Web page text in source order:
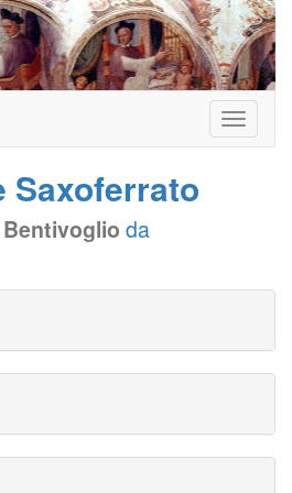
Toggle
Saxoferrato
da